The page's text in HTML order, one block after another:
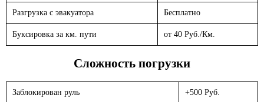
Разгрузка с эвакуатора Бесплатно
Буксировка за км. пути от 40 Руб./Км.
Сложность погрузки
Заблокирован руль +500 Руб.